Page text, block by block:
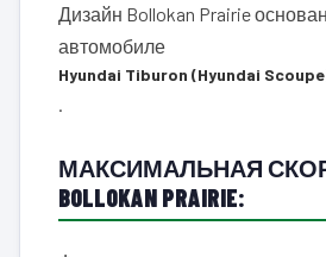
Дизайн Bollokan Prairie
автомобиле
Hyundai Tiburon (Hyundai
.
МАКСИМАЛЬНАЯ
BOLLOKAN PRAIRIE: